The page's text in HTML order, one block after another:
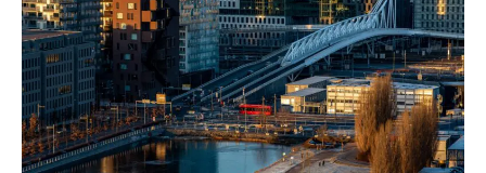
dertiende eeuw, welke nog verbazingwekkend in
goede staat verkeerd. In de zomer zijn er altijd
extra activiteiten. Je kunt hierbij denken aan
volksd